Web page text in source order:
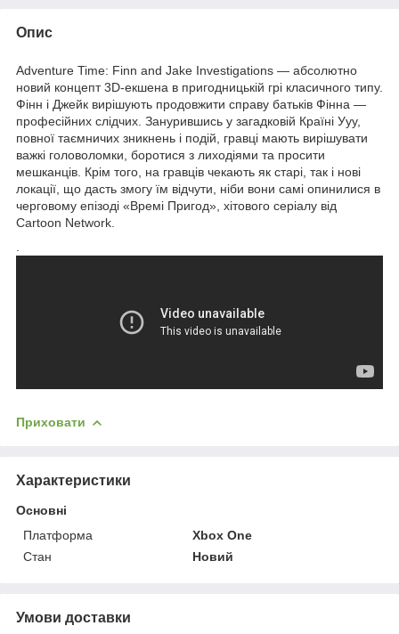
Опис
Adventure Time: Finn and Jake Investigations — абсолютно
новий концепт 3D-екшена в пригодницькій грі класичного типу.
Фінн і Джейк вирішують продовжити справу батьків Фінна —
професійних слідчих. Занурившись у загадковій Країні Ууу,
повної таємничих зникнень і подій, гравці мають вирішувати
важкі головоломки, боротися з лиходіями та просити
мешканців. Крім того, на гравців чекають як старі, так і нові
локації, що дасть змогу їм відчути, ніби вони самі опинилися в
черговому епізоді «Времі Пригод», хітового серіалу від
Cartoon Network.
Приховати
Характеристики
Основні
Платформа
Xbox One
Стан
Новий
Умови доставки